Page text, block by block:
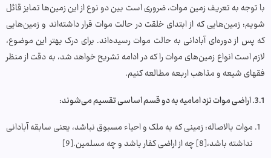
با توجه به تعریف زمین موات، ضروری است بین دو نوع از این زمین‌ها تمایز قائل
شویم: زمین‌هایی که از ابتدای خلقت در حالت موات قرار داشته‌اند و زمین‌هایی
که پس از دوره‌ای آبادانی به حالت موات رسیده‌اند. برای درک بهتر این موضوع،
لازم است انواع زمین‌های موات را که در ادامه تشریح خواهد شد، به دقت از منظر
فقهای شیعه و مذاهب اربعه مطالعه کنیم.
3.1. اراضی موات نزد امامیه به دو قسم اساسی تقسیم می‌شوند:
موات بالاصاله: زمینی که به ملک و احیاء مسبوق نباشد، یعنی سابقه آبادانی
نداشته باشد،[8] چه از اراضی کفار باشد و چه مسلمین.[9]